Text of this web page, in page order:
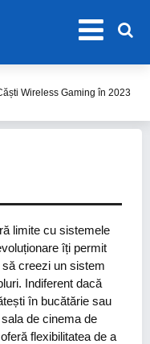
Wireless Gaming în 2023
Boxe Portabile
limite cu sistemele
îți permit
creezi un sistem
Indiferent dacă
în bucătărie sau
de cinema de
flexibilitatea de a